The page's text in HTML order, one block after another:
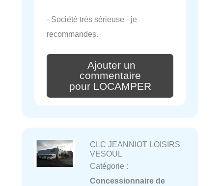
- Société très sérieuse - je
recommandes.
Ajouter un
commentaire
pour LOCAMPER
CLC JEANNIOT LOISIRS
VESOUL
Catégorie :
Concessionnaire de